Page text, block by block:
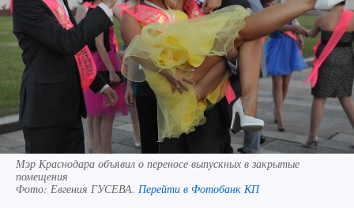
Мэр Краснодара объявил о переносе выпускных в закрытые
помещения
Фото: Евгения ГУСЕВА. Перейти в Фотобанк КП